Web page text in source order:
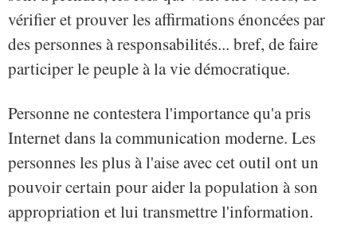
vérifier et prouver les affirmations énoncées par
des personnes à responsabilités... bref, de faire
participer le peuple à la vie démocratique.
Personne ne contestera l'importance qu'a pris
Internet dans la communication moderne. Les
personnes les plus à l'aise avec cet outil ont un
pouvoir certain pour aider la population à son
appropriation et lui transmettre l'information.